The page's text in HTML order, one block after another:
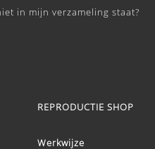
in mijn verzameling staat?
REPRODUCTIE SHOP
Werkwijze